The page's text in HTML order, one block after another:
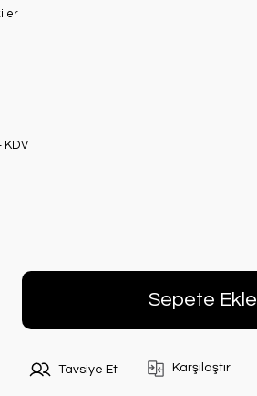
KDV
Sepete Ekle
Tavsiye Et Karşılaştır